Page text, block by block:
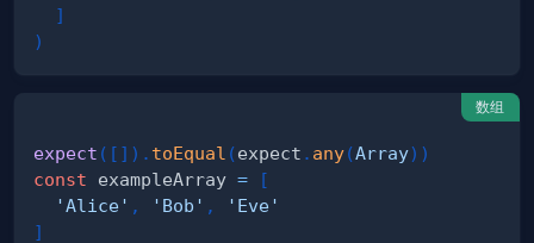
]
)
数组
expect ( [ ] ) . toEqual (expect . any(Array) )
const exampleArray =
[
'Alice' , 'Bob' ,
'Eve'
]